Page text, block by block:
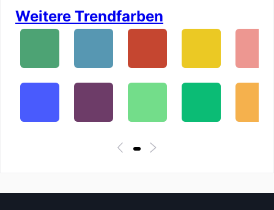
Weitere Trendfarben